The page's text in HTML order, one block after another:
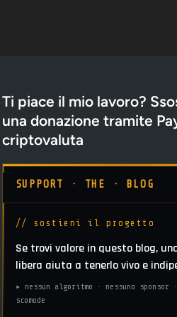
Ti piace il mio lavoro?
una donazione tramite
criptovaluta
SUPPORT · THE · BLOG
// sostieni il progetto
Se trovi valore in questo blog,
libera aiuta a tenerlo vivo e
▸ nessun algoritmo · nessuno
scomode